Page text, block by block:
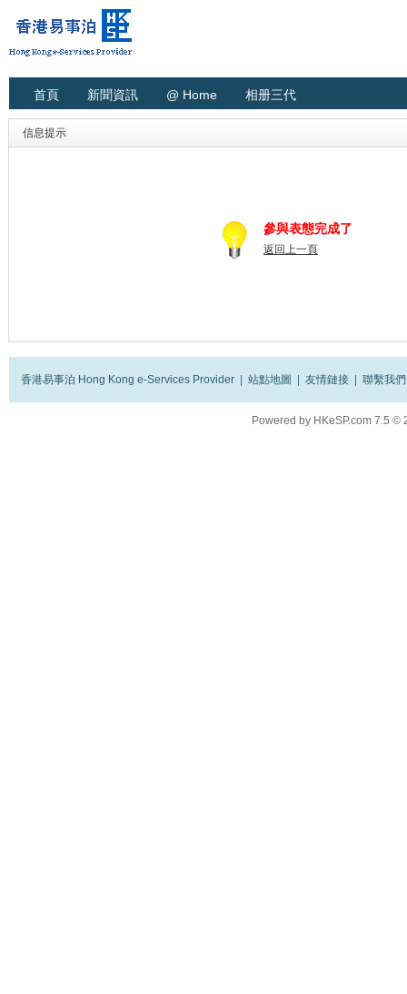
首頁 新聞資訊 @ Home 相册三代
信息提示
參與表態完成了
返回上一頁
香港易事泊 Hong Kong e-Services Provider 站點地圖 友情鏈接 聯繫我們
Powered by HKeSP.com 7.5 ©